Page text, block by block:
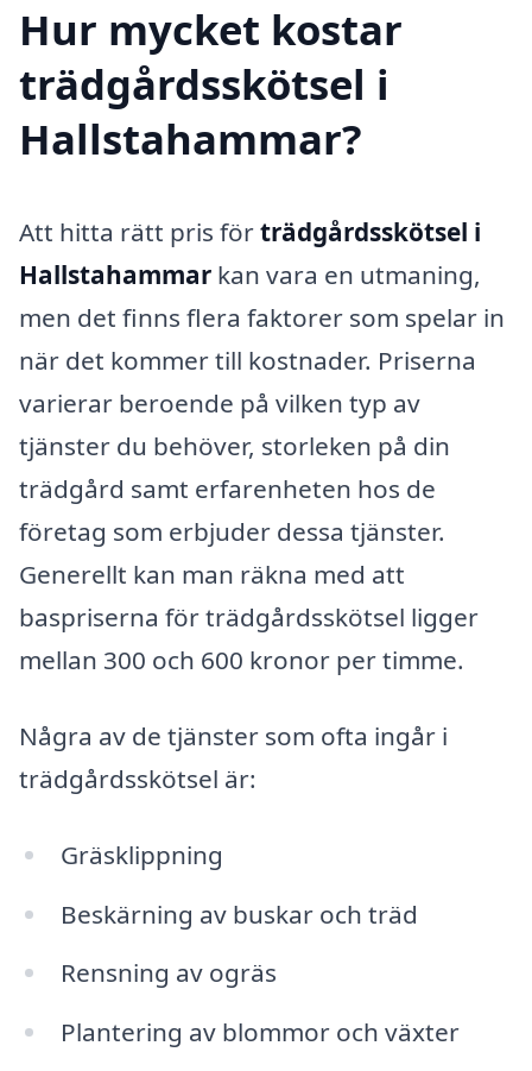
Hur mycket kostar
trädgårdsskötsel i
Hallstahammar?
Att hitta rätt pris förträdgårdsskötsel i
Hallstahammar kan vara en utmaning,
men det finns flera faktorer som spelar in
när det kommer till kostnader. Priserna
varierar beroende på vilken typ av
tjänster du behöver, storleken på din
trädgård samt erfarenheten hos de
företag som erbjuder dessa tjänster.
Generellt kan man räkna med att
baspriserna för trädgårdsskötsel ligger
mellan 300 och 600 kronor per timme.
Några av de tjänster som ofta ingår i
trädgårdsskötsel är:
Gräsklippning
Beskärning av buskar och träd
Rensning av ogräs
Plantering av blommor och växter